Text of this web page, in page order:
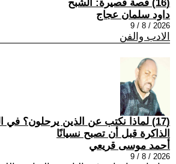
(16) قصة قصيرة: الشبح
داود سلمان عجاج
2026 / 8 / 9
الادب والفن
(17) لماذا نكتب عن الذين يرحلون؟ في
الذاكرة قبل أن تصبح نسيانًا
أحمد موسى قريعي
2026 / 8 / 9